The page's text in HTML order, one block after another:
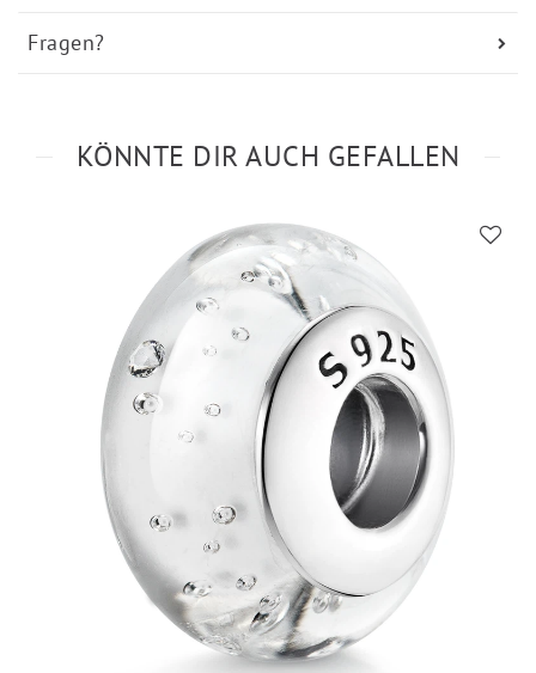
Fragen?
KÖNNTE DIR AUCH GEFALLEN